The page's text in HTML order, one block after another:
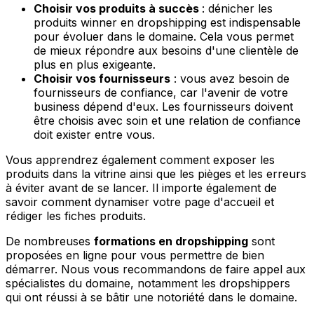
Choisir vos produits à succès : dénicher les
produits winner en dropshipping est indispensable
pour évoluer dans le domaine. Cela vous permet
de mieux répondre aux besoins d'une clientèle de
plus en plus exigeante.
Choisir vos fournisseurs : vous avez besoin de
fournisseurs de confiance, car l'avenir de votre
business dépend d'eux. Les fournisseurs doivent
être choisis avec soin et une relation de confiance
doit exister entre vous.
Vous apprendrez également comment exposer les
produits dans la vitrine ainsi que les pièges et les erreurs
à éviter avant de se lancer. Il importe également de
savoir comment dynamiser votre page d'accueil et
rédiger les fiches produits.
De nombreuses formations en dropshipping sont
proposées en ligne pour vous permettre de bien
démarrer. Nous vous recommandons de faire appel aux
spécialistes du domaine, notamment les dropshippers
qui ont réussi à se bâtir une notoriété dans le domaine.